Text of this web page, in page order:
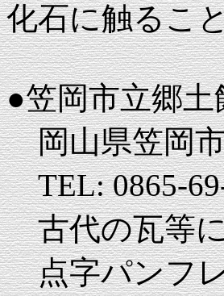
化石に触るこ
●笠岡市立郷土
岡山県笠岡市
TEL: 0865-
古代の瓦等に
点字パンフ